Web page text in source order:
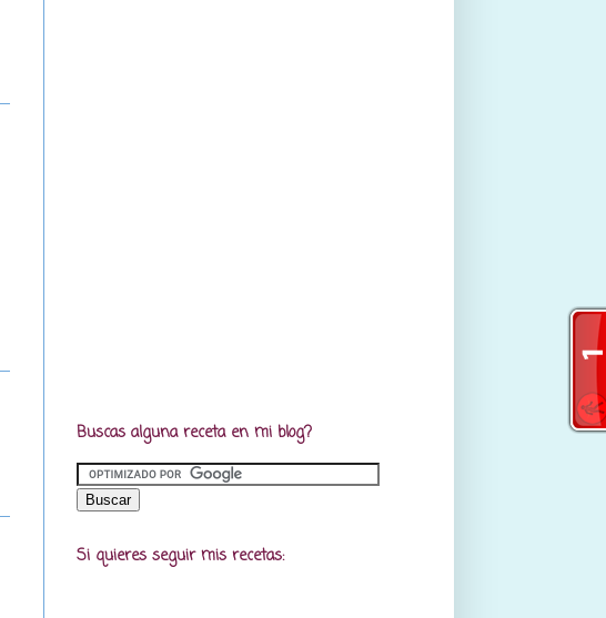
Buscas alguna receta en mi blog?
Si quieres seguir mis recetas: